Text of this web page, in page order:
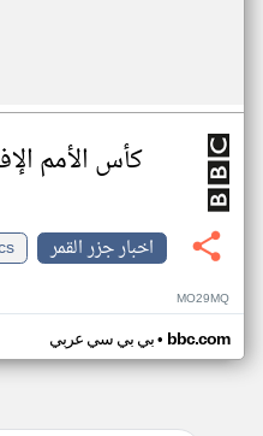
كأس الأمم
اخبار جزر القمر
MO29MQ
بي بي سي عربي• bbc.com